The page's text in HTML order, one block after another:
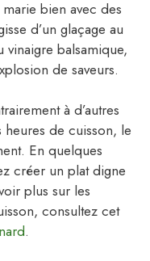
bien avec des
d’un glaçage au
vinaigre balsamique,
de saveurs.
à d’autres
heures de cuisson, le
En quelques
créer un plat digne
plus sur les
consultez cet
.